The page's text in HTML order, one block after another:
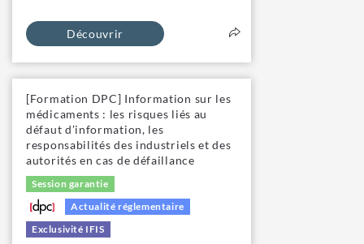
Découvrir
[Formation DPC] Information sur les
médicaments : les risques liés au
défaut d’information, les
responsabilités des industriels et des
autorités en cas de défaillance
Session garantie
Actualité réglementaire
Exclusivité IFIS